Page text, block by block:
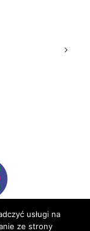
usługi na
ze strony